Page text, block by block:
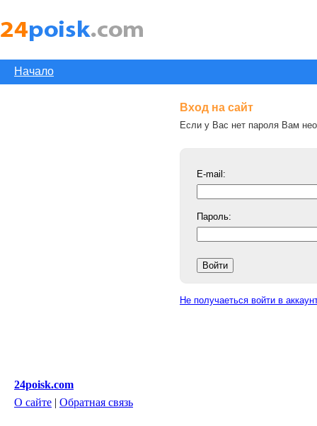
Начало
Вход на сайт
Если у Вас нет пароля Вам
E-mail:
Пароль:
Не получаеться войти в
24poisk.com
О сайте | Обратная связь